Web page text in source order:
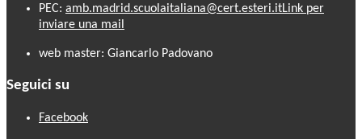
PEC: amb.madrid.scuolaitaliana@cert.esteri.itLink per
inviare una mail
web master: Giancarlo Padovano
Seguici su
Facebook